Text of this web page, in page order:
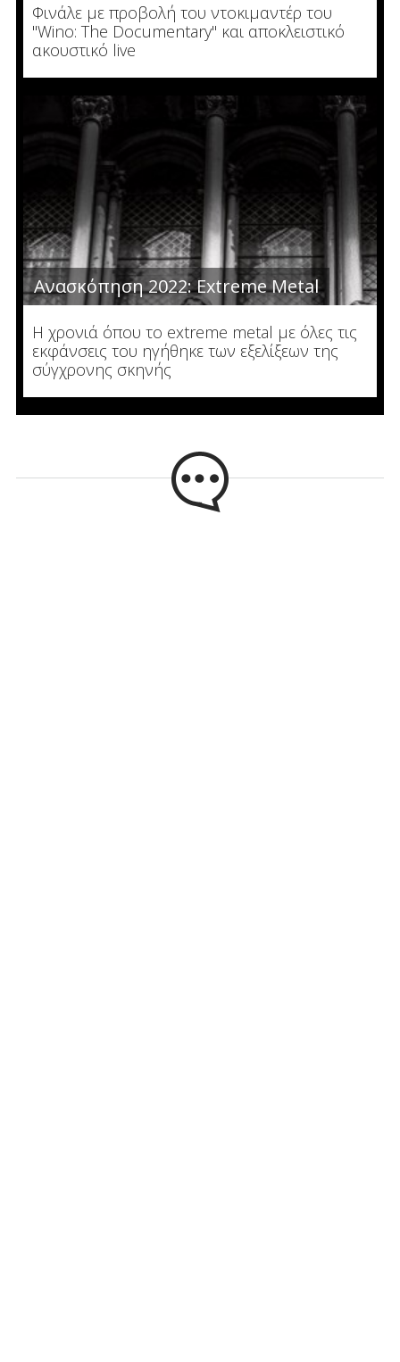
Φινάλε με προβολή του ντοκιμαντέρ του
"Wino: The Documentary" και αποκλειστικό
ακουστικό live
Ανασκόπηση 2022: Extreme Metal
Η χρονιά όπου το extreme metal με όλες τις
εκφάνσεις του ηγήθηκε των εξελίξεων της
σύγχρονης σκηνής